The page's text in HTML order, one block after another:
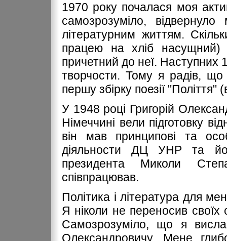
1970 року почалася моя
самозрозуміло,
літературним життям.
працею на хліб
причетний до неї. Наступних
творчости. Тому я радів,
першу збірку поезії "Поліття"
У 1948 році Григорій
Німеччині вели підготовку
він мав принципові та
діяльности ДЦ УНР та
президента Миколи
співпрацював.
Політика і література для
Я ніколи не переносив своїх
Самозрозуміло, що я
Олександровичу. Мене